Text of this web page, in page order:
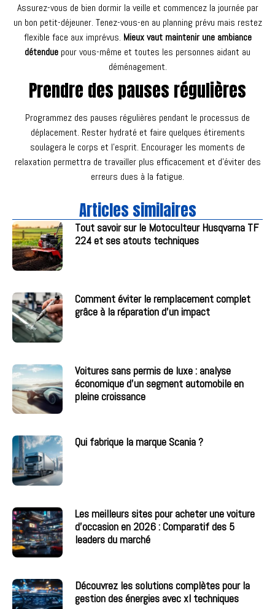
Assurez-vous de bien dormir la veille et commencez la journée par
un bon petit-déjeuner. Tenez-vous-en au planning prévu mais restez
flexible face aux imprévus. Mieux vaut maintenir une ambiance
détendue pour vous-même et toutes les personnes aidant au
déménagement.
Prendre des pauses régulières
Programmez des pauses régulières pendant le processus de
déplacement. Rester hydraté et faire quelques étirements
soulagera le corps et l’esprit. Encourager les moments de
relaxation permettra de travailler plus efficacement et d’éviter des
erreurs dues à la fatigue.
Articles similaires
Tout savoir sur le Motoculteur Husqvarna TF
224 et ses atouts techniques
Comment éviter le remplacement complet
grâce à la réparation d’un impact
Voitures sans permis de luxe : analyse
économique d’un segment automobile en
pleine croissance
Qui fabrique la marque Scania ?
Les meilleurs sites pour acheter une voiture
d’occasion en 2026 : Comparatif des 5
leaders du marché
Découvrez les solutions complètes pour la
gestion des énergies avec xl techniques